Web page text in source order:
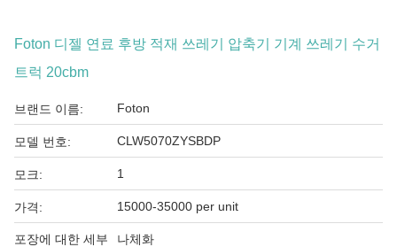
Foton 디젤 연료 후방 적재 쓰레기 압축기 기계 쓰레기 수거
트럭 20cbm
브랜드 이름: Foton
모델 번호: CLW5070ZYSBDP
모크: 1
가격: 15000-35000 per unit
포장에 대한 세부
나체화